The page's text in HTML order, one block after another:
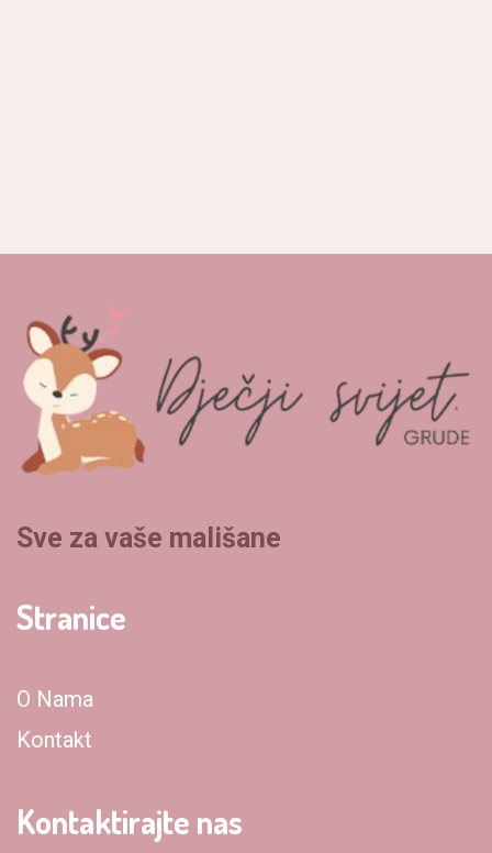
Sve za vaše mališane
Stranice
O Nama
Kontakt
Kontaktirajte nas